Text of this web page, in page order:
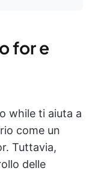
for e
while ti aiuta a
come un
Tuttavia,
delle